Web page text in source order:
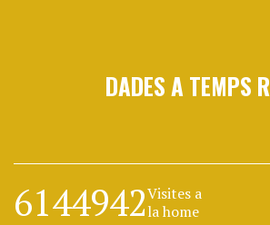
DADES A TEMPS
6144942Visites a
la home